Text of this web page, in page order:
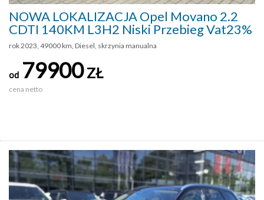
NOWA LOKALIZACJA Opel Movano 2.2
CDTI 140KM L3H2 Niski Przebieg Vat23%
rok 2023, 49000 km, Diesel, skrzynia manualna
od 79900ZŁ
cena netto